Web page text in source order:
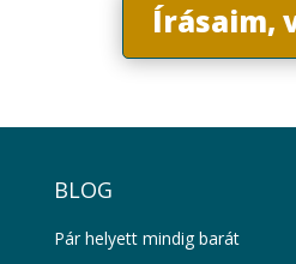
Írásaim,
BLOG
Pár helyett mindig barát